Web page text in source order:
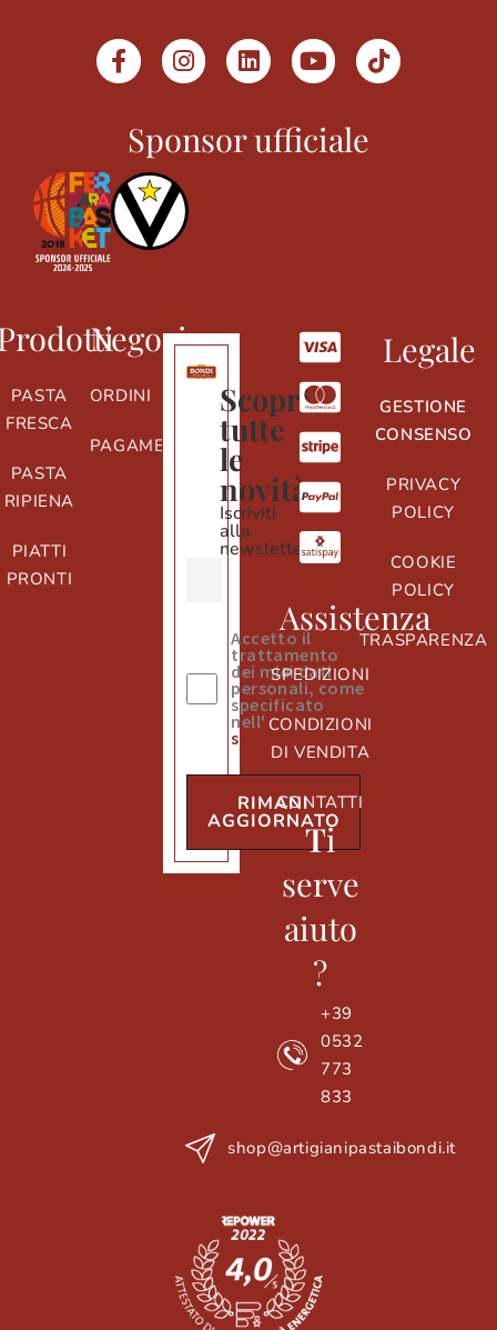
Sponsor ufficiale
PASTA
FRESCA
PASTA
RIPIENA
PIATTI
PRONTI
Negozio
ORDINI
PAGAMENTI
Scopri
tutte
le
novità
Iscriviti
alla
newsletter
Accetto il
trattamento
dei miei dati
personali, come
specificato
nell' informativa
sulla privacy
RIMANI
AGGIORNATO
Assistenza
SPEDIZIONI
CONDIZIONI
DI VENDITA
CONTATTI
Ti
serve
aiuto
?
+39
0532
773
833
shop@artigianipastaibondi.it
Legale
GESTIONE
CONSENSO
PRIVACY
POLICY
COOKIE
POLICY
TRASPARENZA